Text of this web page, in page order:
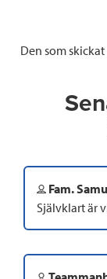
Den som
Fam.
Självklart är